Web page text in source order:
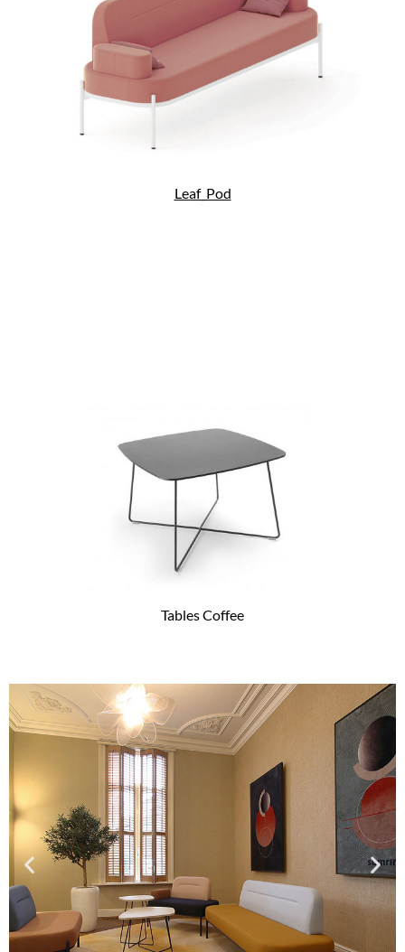
Leaf_Pod
Tables Coffee